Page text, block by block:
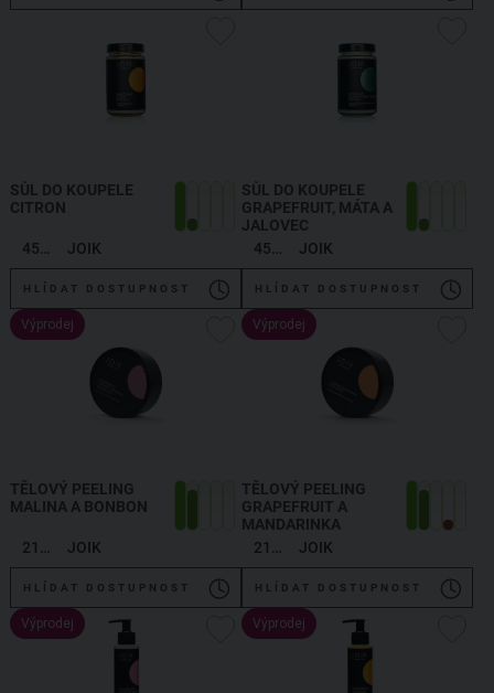
SŮL DO KOUPELE
CITRON
JOIK
HLÍDAT DOSTUPNOST
SŮL DO KOUPELE
GRAPEFRUIT, MÁTA A
JALOVEC
JOIK
HLÍDAT DOSTUPNOST
Výprodej
TĚLOVÝ PEELING
MALINA A BONBON
JOIK
HLÍDAT DOSTUPNOST
Výprodej
TĚLOVÝ PEELING
GRAPEFRUIT A
MANDARINKA
JOIK
HLÍDAT DOSTUPNOST
Výprodej Výprodej